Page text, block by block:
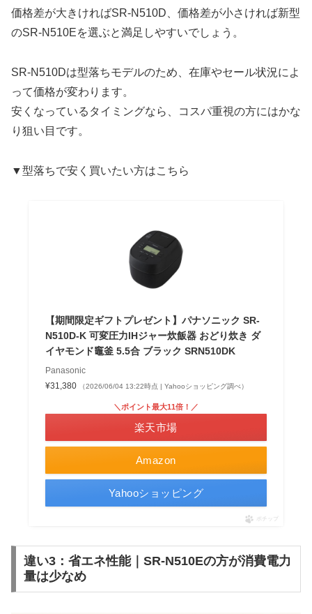
価格差が大きければSR-N510D、価格差が小さければ新型
のSR-N510Eを選ぶと満足しやすいでしょう。
SR-N510Dは型落ちモデルのため、在庫やセール状況によ
って価格が変わります。
安くなっているタイミングなら、コスパ重視の方にはかな
り狙い目です。
▼型落ちで安く買いたい方はこちら
【期間限定ギフトプレゼント】パナソニック SR-
N510D-K 可変圧力IHジャー炊飯器 おどり炊き ダ
イヤモンド竈釜 5.5合 ブラック SRN510DK
Panasonic
¥31,380
（2026/06/04 13:22時点 | Yahooショッピング調べ）
Amazon
＼ポイント最大11倍！／
楽天市場
Yahooショッピング
ポチップ
違い3：省エネ性能｜SR-N510Eの方が消費電力
量は少なめ